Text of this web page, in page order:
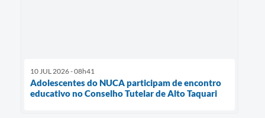
10 JUL 2026 - 08h41
Adolescentes do NUCA participam de encontro
educativo no Conselho Tutelar de Alto Taquari